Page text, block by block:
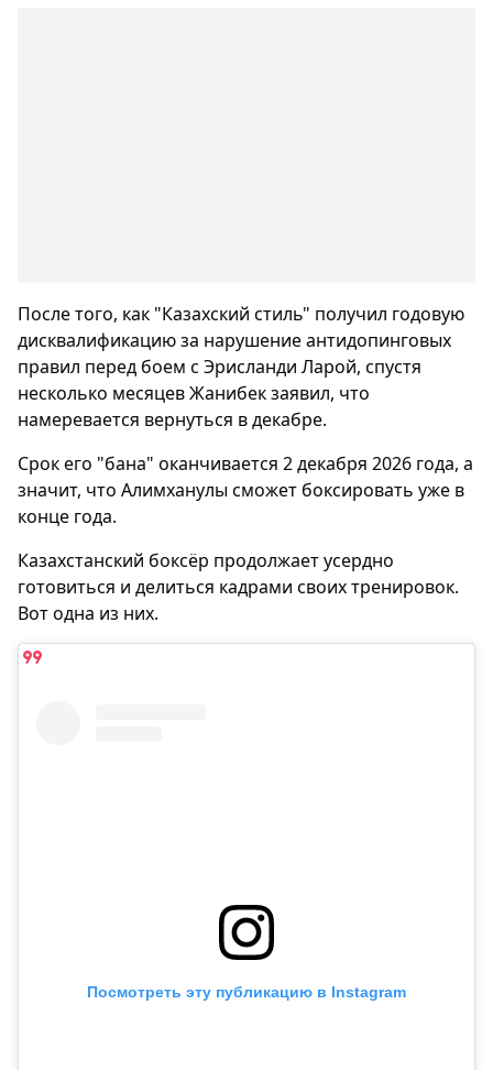
После того, как "Казахский стиль" получил годовую
дисквалификацию за нарушение антидопинговых
правил перед боем с Эрисланди Ларой, спустя
несколько месяцев Жанибек заявил, что
намеревается вернуться в декабре.
Срок его "бана" оканчивается 2 декабря 2026 года, а
значит, что Алимханулы сможет боксировать уже в
конце года.
Казахстанский боксёр продолжает усердно
готовиться и делиться кадрами своих тренировок.
Вот одна из них.
Посмотреть эту публикацию в Instagram